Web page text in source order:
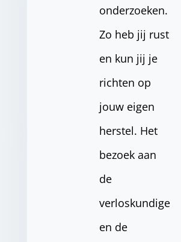
onderzoeken.
Zo heb jij rust
en kun jij je
richten op
jouw eigen
herstel. Het
bezoek aan
de
verloskundige
en de